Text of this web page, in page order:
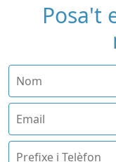
Posa't